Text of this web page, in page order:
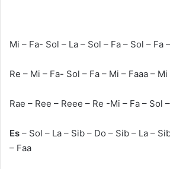
Mi – Fa- Sol – La – Sol – Fa – Sol – Fa
Re – Mi – Fa- Sol – Fa – Mi – Faaa –
Rae – Ree – Reee – Re -Mi – Fa – Sol
Es – Sol – La – Sib – Do – Sib – La –
– Faa